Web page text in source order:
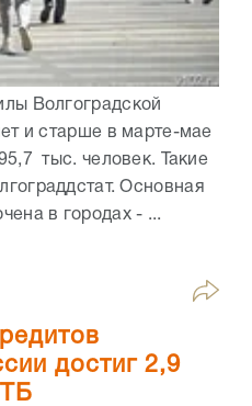
Волгоградской
и старше в марте-мае
тыс. человек. Такие
Основная
в городах - ...
достиг 2,9